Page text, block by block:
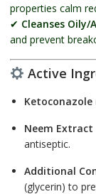
properties calm
✔ Cleanses Oily/
and prevent
Active
Ketoconazole
Neem Extract
antiseptic.
Additional
(glycerin) to